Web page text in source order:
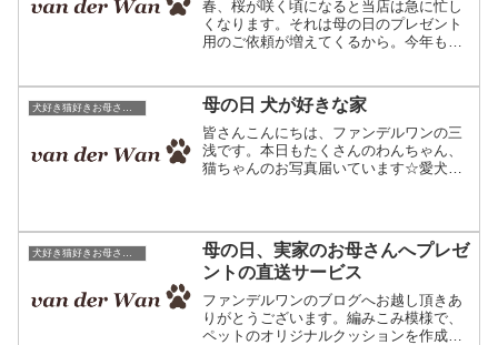
春、桜が咲く頃になると当店は急に忙し
くなります。それは母の日のプレゼント
用のご依頼が増えてくるから。今年もま
写真で作るオリジナルプレゼント クッ
ションひざ掛けなどペット...
犬好き猫好きお母さんへ母の日プレゼント 母の日 犬が好きな家
皆さんこんにちは、ファンデルワンの三
浅です。本日もたくさんのわんちゃん、
猫ちゃんのお写真届いています☆愛犬の
したね。皆さんプレゼント...
犬好き猫好きお母さんへ母の日プレゼント
母の日、実家のお母さんへプレゼ
ントの直送サービス
ファンデルワンのブログへお越し頂きあ
りがとうございます。編みこみ模様で、
ペットのオリジナルクッションを作成し